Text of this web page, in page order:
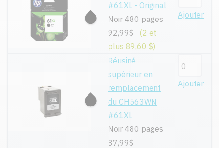
#61XL - Original
Noir 480 pages
92,99$
(2 et
plus 89,60 $)
Ajouter
Réusiné
supérieur en
remplacement
du CH563WN
#61XL
Noir 480 pages
37,99$
Ajouter